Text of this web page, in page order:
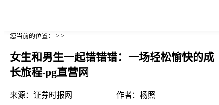
您当前的位置： > >
女生和男生一起错错错：一场轻松愉快的成
长旅程-pg直营网
来源： 证券时报网 作者： 杨照